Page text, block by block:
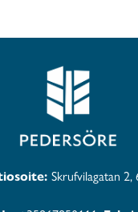
Skrufvilagatan 2,